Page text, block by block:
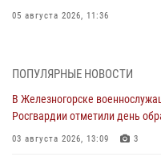
05 августа 2026, 11:36
В Красноярске взрывотехники
уничтожили артиллерийский
ПОПУЛЯРНЫЕ НОВОСТИ
В Железногорске
Росгвардии отметили день
03 августа 2026, 13:09 3